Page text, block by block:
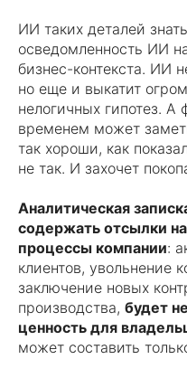
ИИ таких деталей
осведомленность ИИ
бизнес-контекста. ИИ
но еще и выкатит
нелогичных гипотез.
временем может
так хороши, как
не так. И захочет
Аналитическая
содержать отсылки
процессы компании:
клиентов, увольнение
заключение новых
производства, будет
ценность для
может составить